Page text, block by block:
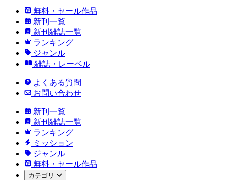
無料・セール作品
新刊一覧
新刊雑誌一覧
ランキング
ジャンル
雑誌・レーベル
よくある質問
お問い合わせ
新刊一覧
新刊雑誌一覧
ランキング
ミッション
ジャンル
無料・セール作品
カテゴリ